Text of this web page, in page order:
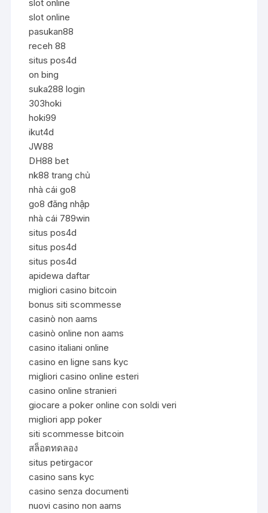
slot online
slot online
pasukan88
receh 88
situs pos4d
on bing
suka288 login
303hoki
hoki99
ikut4d
JW88
DH88 bet
nk88 trang chủ
nhà cái go8
go8 đăng nhập
nhà cái 789win
situs pos4d
situs pos4d
situs pos4d
apidewa daftar
migliori casino bitcoin
bonus siti scommesse
casinò non aams
casinò online non aams
casino italiani online
casino en ligne sans kyc
migliori casino online esteri
casino online stranieri
giocare a poker online con soldi veri
migliori app poker
siti scommesse bitcoin
สล็อตทดลอง
situs petirgacor
casino sans kyc
casino senza documenti
nuovi casino non aams